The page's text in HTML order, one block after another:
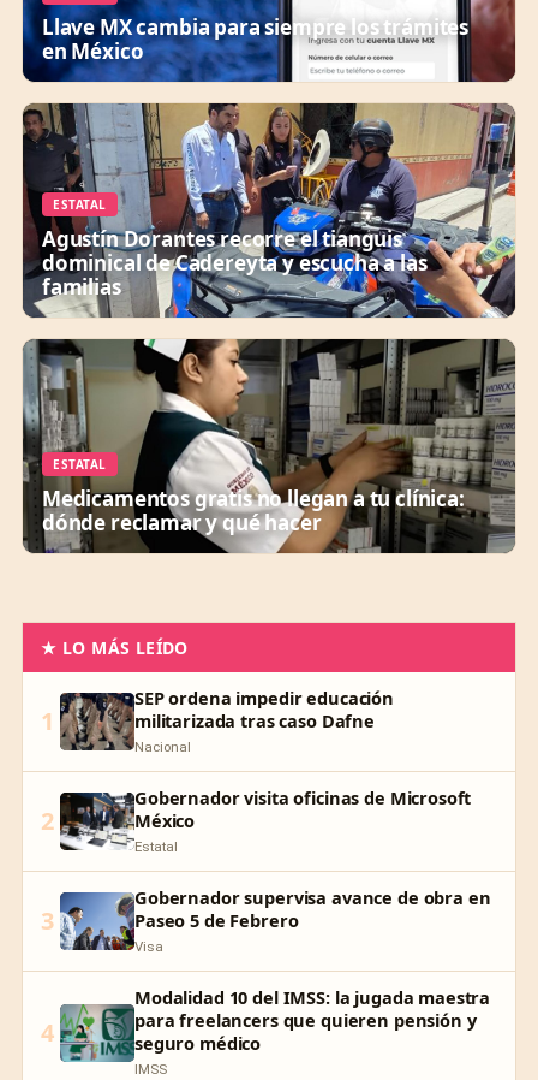
Llave MX cambia para siempre los trámites
en México
ESTATAL
Agustín Dorantes recorre el tianguis
dominical de Cadereyta y escucha a las
familias
ESTATAL
Medicamentos gratis no llegan a tu clínica:
dónde reclamar y qué hacer
★ LO MÁS LEÍDO
1
SEP ordena impedir educación
militarizada tras caso Dafne
Nacional
2
Gobernador visita oficinas de Microsoft
México
Estatal
3
Gobernador supervisa avance de obra en
Paseo 5 de Febrero
Visa
4
Modalidad 10 del IMSS: la jugada maestra
para freelancers que quieren pensión y
seguro médico
IMSS